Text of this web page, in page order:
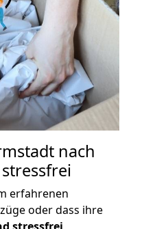
nach
erfahrenen
oder dass ihre